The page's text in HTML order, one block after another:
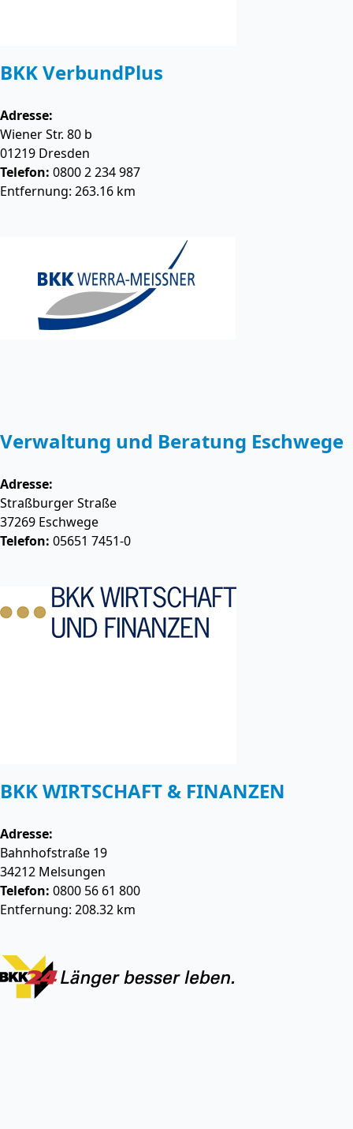
BKK VerbundPlus
Adresse:
Wiener Str. 80 b
01219 Dresden
Telefon: 0800 2 234 987
Entfernung: 263.16 km
Verwaltung und Beratung Eschwege
Adresse:
Straßburger Straße
37269 Eschwege
Telefon: 05651 7451-0
BKK WIRTSCHAFT & FINANZEN
Adresse:
Bahnhofstraße 19
34212 Melsungen
Telefon: 0800 56 61 800
Entfernung: 208.32 km